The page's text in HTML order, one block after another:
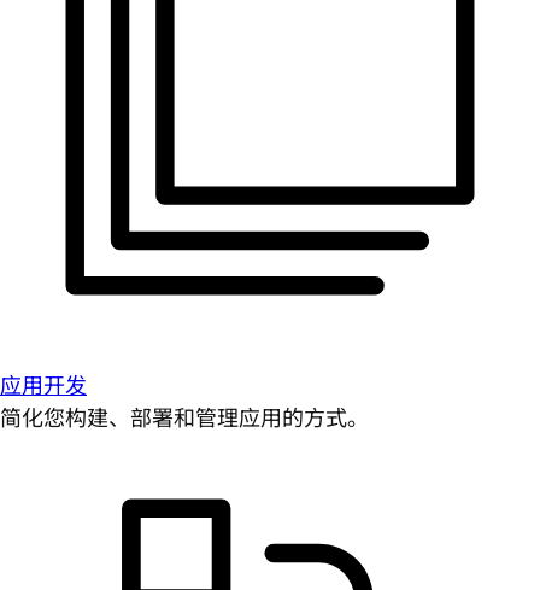
应用开发
简化您构建、部署和管理应用的方式。